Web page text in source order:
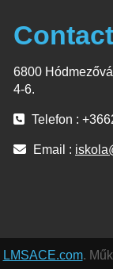
6800
4-6.
Telefon :
Email :
LMSACE.com.